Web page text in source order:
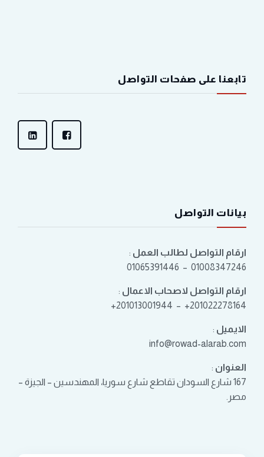
تابعنا على صفحات التواصل
بيانات التواصل
ارقام التواصل لطالب العمل :
01008347246 – 01065391446
ارقام التواصل لاصحاب الاعمال :
201022278164+ – 201013001944+
الايميل :
info@rowad-alarab.com
العنوان :
167 شارع السودان تقاطع شارع سوريا، المهندسين – الجيزة –
مصر.